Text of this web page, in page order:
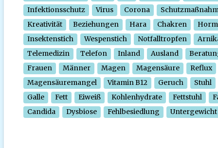
Infektionsschutz
Virus Corona
Kreativität
Beziehungen Hara Chakren
Insektenstich
Wespenstich Notfalltropfen
Telemedizin
Telefon Inland Ausland
Frauen
Männer Magen Magensäure
Reflux
Magensäuremangel
Vitamin B12 Geruch
Stuhl
Galle
Fett Eiweiß Kohlenhydrate Fettstuhl
Candida
Dysbiose Fehlbesiedlung Untergewicht